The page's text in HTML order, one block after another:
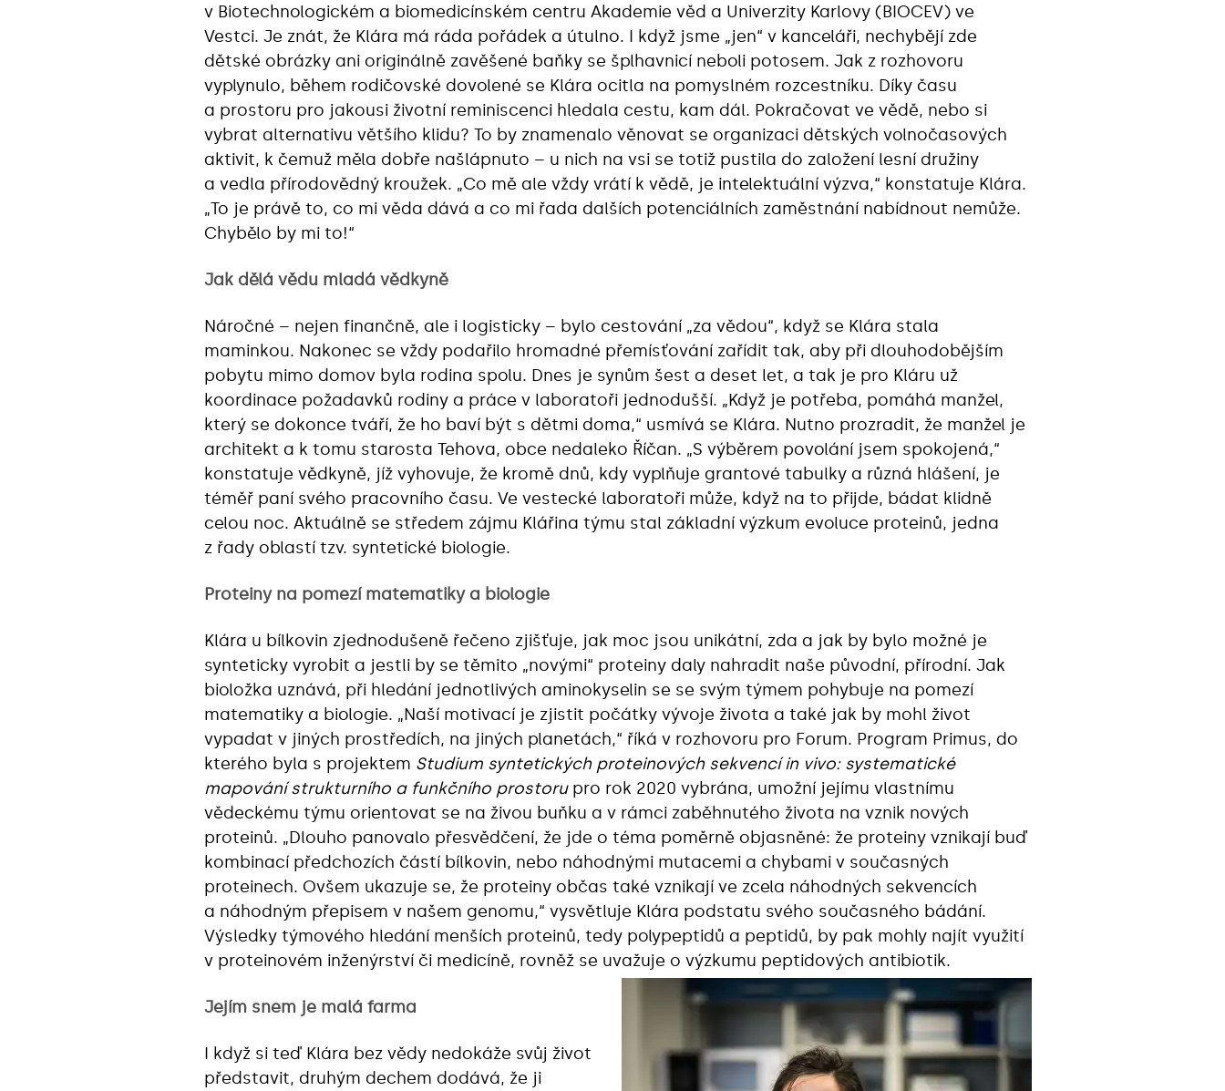
v Biotechnologickém a biomedicínském centru Akademie věd a Univerzity Karlovy (BIOCEV) ve
Vestci. Je znát, že Klára má ráda pořádek a útulno. I když jsme „jen“ v kanceláři, nechybějí zde
dětské obrázky ani originálně zavěšené baňky se šplhavnicí neboli potosem. Jak z rozhovoru
vyplynulo, během rodičovské dovolené se Klára ocitla na pomyslném rozcestníku. Díky času
a prostoru pro jakousi životní reminiscenci hledala cestu, kam dál. Pokračovat ve vědě, nebo si
vybrat alternativu většího klidu? To by znamenalo věnovat se organizaci dětských volnočasových
aktivit, k čemuž měla dobře našlápnuto – u nich na vsi se totiž pustila do založení lesní družiny
a vedla přírodovědný kroužek. „Co mě ale vždy vrátí k vědě, je intelektuální výzva,“ konstatuje Klára.
„To je právě to, co mi věda dává a co mi řada dalších potenciálních zaměstnání nabídnout nemůže.
Chybělo by mi to!“
Jak dělá vědu mladá vědkyně
Náročné – nejen finančně, ale i logisticky – bylo cestování „za vědou“, když se Klára stala
maminkou. Nakonec se vždy podařilo hromadné přemísťování zařídit tak, aby při dlouhodobějším
pobytu mimo domov byla rodina spolu. Dnes je synům šest a deset let, a tak je pro Kláru už
koordinace požadavků rodiny a práce v laboratoři jednodušší. „Když je potřeba, pomáhá manžel,
který se dokonce tváří, že ho baví být s dětmi doma,“ usmívá se Klára. Nutno prozradit, že manžel je
architekt a k tomu starosta Tehova, obce nedaleko Říčan. „S výběrem povolání jsem spokojená,“
konstatuje vědkyně, jíž vyhovuje, že kromě dnů, kdy vyplňuje grantové tabulky a různá hlášení, je
téměř paní svého pracovního času. Ve vestecké laboratoři může, když na to přijde, bádat klidně
celou noc. Aktuálně se středem zájmu Klářina týmu stal základní výzkum evoluce proteinů, jedna
z řady oblastí tzv. syntetické biologie.
Proteiny na pomezí matematiky a biologie
Klára u bílkovin zjednodušeně řečeno zjišťuje, jak moc jsou unikátní, zda a jak by bylo možné je
synteticky vyrobit a jestli by se těmito „novými“ proteiny daly nahradit naše původní, přírodní. Jak
bioložka uznává, při hledání jednotlivých aminokyselin se se svým týmem pohybuje na pomezí
matematiky a biologie. „Naší motivací je zjistit počátky vývoje života a také jak by mohl život
vypadat v jiných prostředích, na jiných planetách,“ říká v rozhovoru pro Forum. Program Primus, do
kterého byla s projektem Studium syntetických proteinových sekvencí in vivo: systematické
mapování strukturního a funkčního prostorupro rok 2020 vybrána, umožní jejímu vlastnímu
vědeckému týmu orientovat se na živou buňku a v rámci zaběhnutého života na vznik nových
proteinů. „Dlouho panovalo přesvědčení, že jde o téma poměrně objasněné: že proteiny vznikají buď
kombinací předchozích částí bílkovin, nebo náhodnými mutacemi a chybami v současných
proteinech. Ovšem ukazuje se, že proteiny občas také vznikají ve zcela náhodných sekvencích
a náhodným přepisem v našem genomu,“ vysvětluje Klára podstatu svého současného bádání.
Výsledky týmového hledání menších proteinů, tedy polypeptidů a peptidů, by pak mohly najít využití
v proteinovém inženýrství či medicíně, rovněž se uvažuje o výzkumu peptidových antibiotik.
Jejím snem je malá farma
I když si teď Klára bez vědy nedokáže svůj život
představit, druhým dechem dodává, že ji